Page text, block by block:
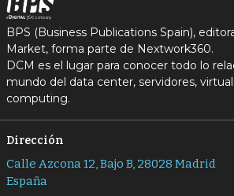
BPS (Business Publications Spain),
Market, forma parte de Nextwork360.
DCM es el lugar para conocer todo lo
mundo del data center, servidores,
computing.
Dirección
Calle Azcona 12, Bajo B, 28028 Madrid
España